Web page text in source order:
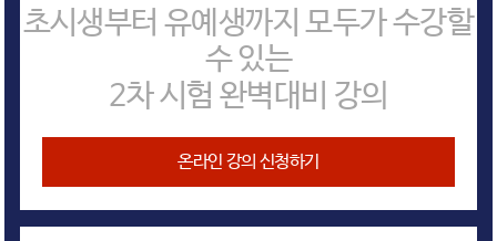
초시생부터 유예생까지 모두가 수강할
수 있는
2차 시험 완벽대비 강의
온라인 강의 신청하기